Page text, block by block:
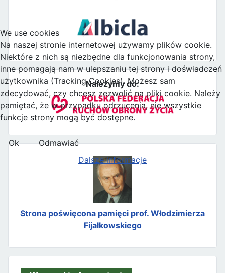
Należymy do:
Strona poświęcona pamięci prof. Włodzimierza
Fijałkowskiego
We use cookies
Na naszej stronie internetowej używamy plików cookie.
Niektóre z nich są niezbędne dla funkcjonowania strony,
inne pomagają nam w ulepszaniu tej strony i doświadczeń
użytkownika (Tracking Cookies). Możesz sam
zdecydować, czy chcesz zezwolić na pliki cookie. Należy
pamiętać, że w przypadku odrzucenia, nie wszystkie
funkcje strony mogą być dostępne.
Ok
Odmawiać
Dalsze informacje